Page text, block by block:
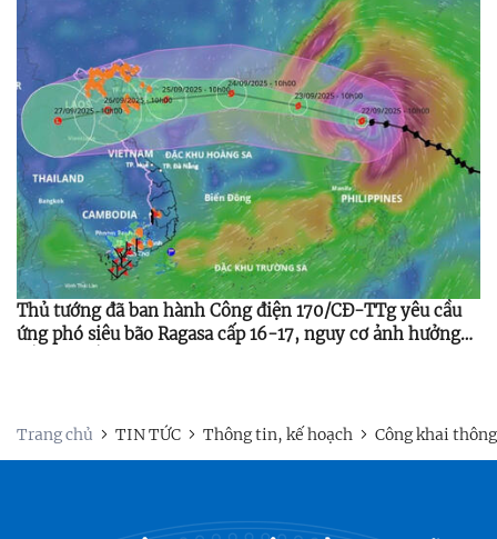
Thủ tướng đã ban hành Công điện 170/CĐ-TTg yêu cầu
ứng phó siêu bão Ragasa cấp 16-17, nguy cơ ảnh hưởng
Trang chủ TIN TỨC Thông tin, kế hoạch Công khai